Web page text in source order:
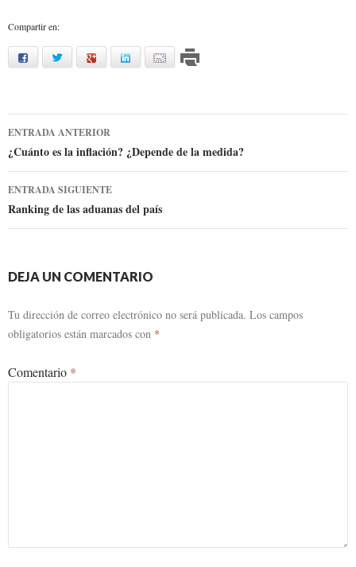
facebook twitter google linkedin
Compartir en:
Ir
a
la
entrada
ENTRADA ANTERIOR
¿Cuánto es la inflación? ¿Depende de la medida?
ENTRADA SIGUIENTE
Ranking de las aduanas del país
DEJA UN COMENTARIO
Tu dirección de correo electrónico no será publicada. Los campos
obligatorios están marcados con *
Comentario *